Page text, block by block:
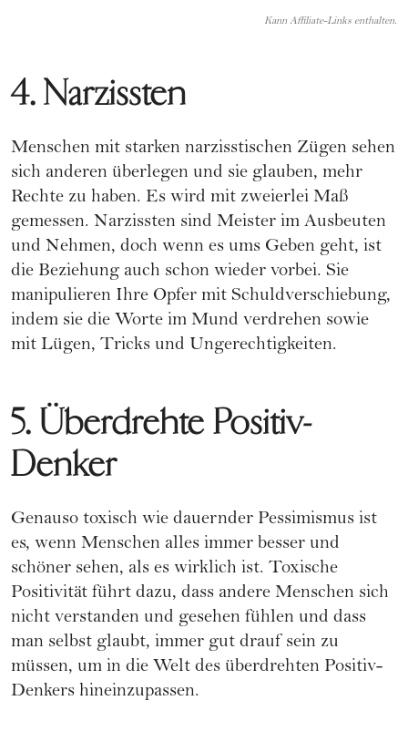
Kann Affiliate-Links enthalten.
4. Narzissten
Menschen mit starken narzisstischen Zügen sehen
sich anderen überlegen und sie glauben, mehr
Rechte zu haben. Es wird mit zweierlei Maß
gemessen. Narzissten sind Meister im Ausbeuten
und Nehmen, doch wenn es ums Geben geht, ist
die Beziehung auch schon wieder vorbei. Sie
manipulieren Ihre Opfer mit Schuldverschiebung,
indem sie die Worte im Mund verdrehen sowie
mit Lügen, Tricks und Ungerechtigkeiten.
5. Überdrehte Positiv-
Denker
Genauso toxisch wie dauernder Pessimismus ist
es, wenn Menschen alles immer besser und
schöner sehen, als es wirklich ist. Toxische
Positivität führt dazu, dass andere Menschen sich
nicht verstanden und gesehen fühlen und dass
man selbst glaubt, immer gut drauf sein zu
müssen, um in die Welt des überdrehten Positiv-
Denkers hineinzupassen.